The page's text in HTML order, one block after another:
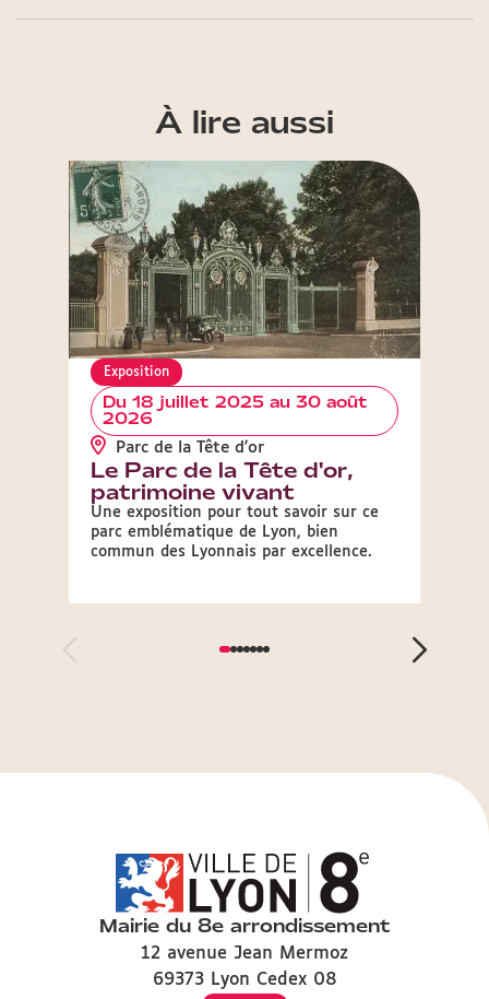
À lire aussi
Exposition
Du 18 juillet 2025 au 30 août
2026
Parc de la Tête d'or
Le Parc de la Tête d'or,
patrimoine vivant
Une exposition pour tout savoir sur ce
parc emblématique de Lyon, bien
commun des Lyonnais par excellence.
Mairie du 8e arrondissement
12 avenue Jean Mermoz
69373 Lyon Cedex 08